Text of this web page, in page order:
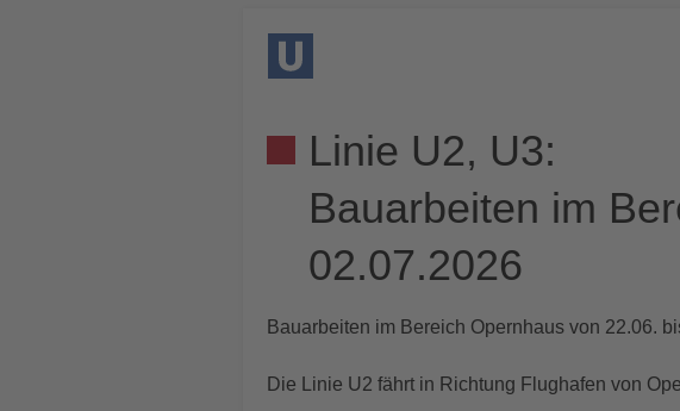
Linie U2, U3:
Bauarbeiten im
02.07.2026
Bauarbeiten im Bereich Opernhaus von 22.06.
Die Linie U2 fährt in Richtung Flughafen von